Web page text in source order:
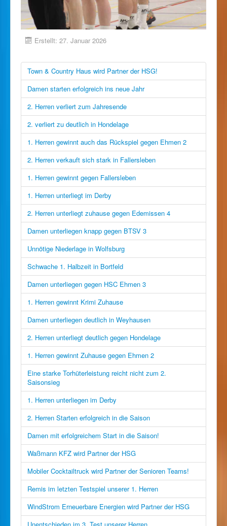
Erstellt: 27. Januar 2026
Town & Country Haus wird Partner der HSG!
Damen starten erfolgreich ins neue Jahr
2. Herren verliert zum Jahresende
2. verliert zu deutlich in Hondelage
1. Herren gewinnt auch das Rückspiel gegen Ehmen 2
2. Herren verkauft sich stark in Fallersleben
1. Herren gewinnt gegen Fallersleben
1. Herren unterliegt im Derby
2. Herren unterliegt zuhause gegen Edemissen 4
Damen unterliegen knapp gegen BTSV 3
Unnötige Niederlage in Wolfsburg
Schwache 1. Halbzeit in Bortfeld
Damen unterliegen gegen HSC Ehmen 3
1. Herren gewinnt Krimi Zuhause
Damen unterliegen deutlich in Weyhausen
2. Herren unterliegt deutlich gegen Hondelage
1. Herren gewinnt Zuhause gegen Ehmen 2
Eine starke Torhüterleistung reicht nicht zum 2.
Saisonsieg
1. Herren unterliegen im Derby
2. Herren Starten erfolgreich in die Saison
Damen mit erfolgreichem Start in die Saison!
Waßmann KFZ wird Partner der HSG
Mobiler Cocktailtruck wird Partner der Senioren Teams!
Remis im letzten Testspiel unserer 1. Herren
WindStrom Erneuerbare Energien wird Partner der HSG